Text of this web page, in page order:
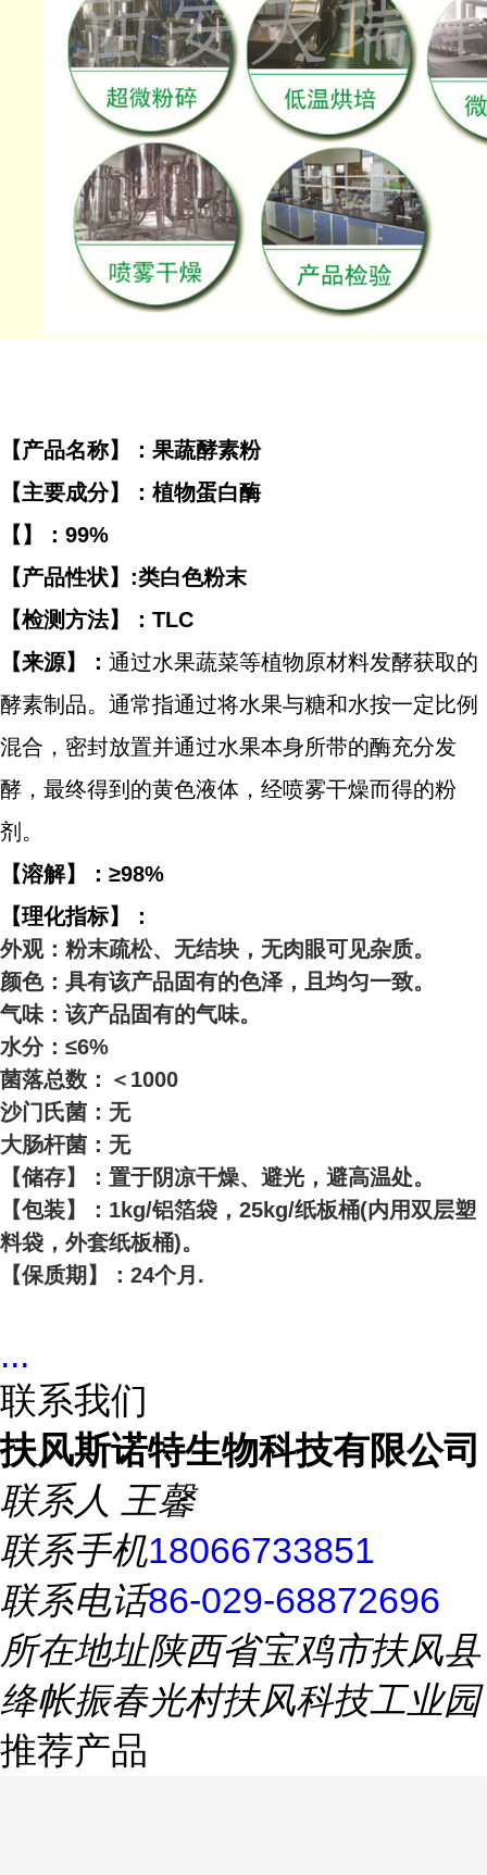
【产品名称】：果蔬酵素粉
【主要成分】：植物蛋白酶
【】：99%
【产品性状】:类白色粉末
【检测方法】：TLC
【来源】： 通过水果蔬菜等植物原材料发酵获取的
酵素制品。通常指通过将水果与糖和水按一定比例
混合，密封放置并通过水果本身所带的酶充分发
酵，最终得到的黄色液体，经喷雾干燥而得的粉
剂。
【溶解】：≥98%
【理化指标】：
外观：粉末疏松、无结块，无肉眼可见杂质。
颜色：具有该产品固有的色泽，且均匀一致。
气味：该产品固有的气味。
水分：≤6%
菌落总数：＜1000
沙门氏菌：无
大肠杆菌：无
【储存】：置于阴凉干燥、避光，避高温处。
【包装】：1kg/铝箔袋，25kg/纸板桶(内用双层塑
料袋，外套纸板桶)。
【保质期】：24个月.
...
联系我们
扶风斯诺特生物科技有限公司
联系人 王馨
联系手机18066733851
联系电话86-029-68872696
所在地址陕西省宝鸡市扶风县
绛帐振春光村扶风科技工业园
推荐产品